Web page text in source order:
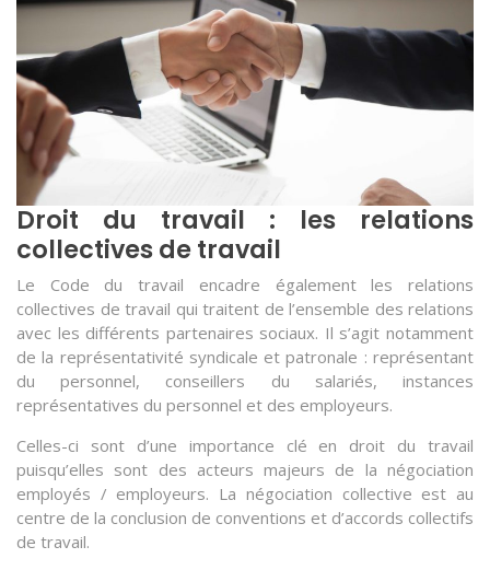
Droit du travail : les relations
collectives de travail
Le Code du travail encadre également les relations
collectives de travail qui traitent de l’ensemble des relations
avec les différents partenaires sociaux. Il s’agit notamment
de la représentativité syndicale et patronale : représentant
du personnel, conseillers du salariés, instances
représentatives du personnel et des employeurs.
Celles-ci sont d’une importance clé en droit du travail
puisqu’elles sont des acteurs majeurs de la négociation
employés / employeurs. La négociation collective est au
centre de la conclusion de conventions et d’accords collectifs
de travail.